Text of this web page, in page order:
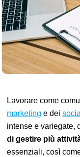
Lavorare come
marketing e dei
intense e variegate,
di gestire più
essenziali,così